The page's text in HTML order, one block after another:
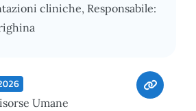
cliniche, Responsabile:
Umane